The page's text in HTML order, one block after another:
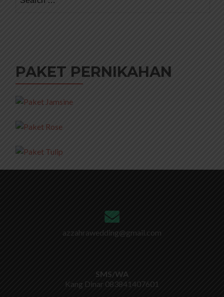
for:
PAKET PERNIKAHAN
azzahrawedding@gmail.com
SMS/WA
Kang Dinar 083841407601